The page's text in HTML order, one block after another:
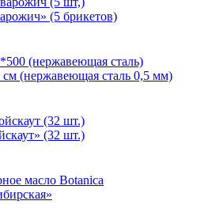
(5 брикетов)
(нержавеющая сталь 0,5 мм)
(32 шт.)